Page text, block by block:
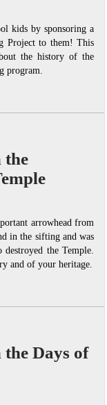
kids by sponsoring a
Project to them! This
the history of the
program.
the
arrowhead from
in the sifting and was
the Temple.
and of your heritage.
Days of